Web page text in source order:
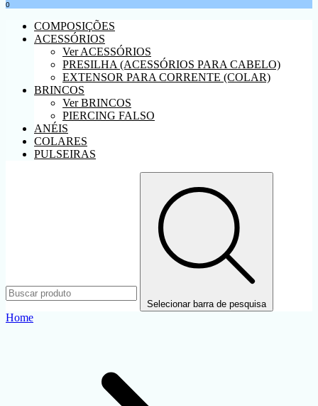
0
COMPOSIÇÕES
ACESSÓRIOS
Ver ACESSÓRIOS
PRESILHA (ACESSÓRIOS PARA CABELO)
EXTENSOR PARA CORRENTE (COLAR)
BRINCOS
Ver BRINCOS
PIERCING FALSO
ANÉIS
COLARES
PULSEIRAS
Selecionar barra de pesquisa
Home